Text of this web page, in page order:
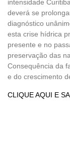
intensidade
deverá se
diagnóstico
esta crise hídrica
presente e no
preservação das
Consequência da
e do crescimento
CLIQUE AQUI E